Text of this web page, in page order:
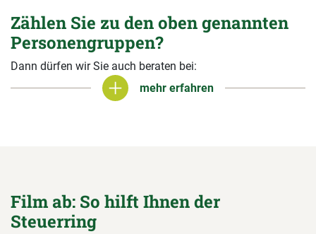
Zählen Sie zu den oben genannten
Personengruppen?
Dann dürfen wir Sie auch beraten bei:
mehr erfahren
mehr erfahren
Film ab: So hilft Ihnen der
Steuerring